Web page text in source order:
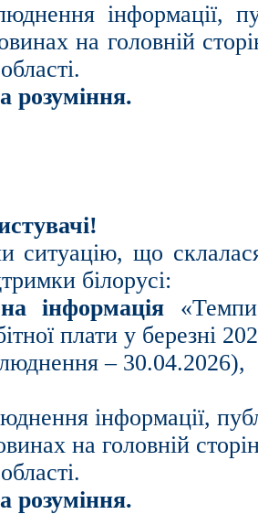
інформації,
на головній
розуміння.
ситуацію, що
білорусі:
інформація
плати у березні
– 30.04.2026),
інформації,
на головній
розуміння.